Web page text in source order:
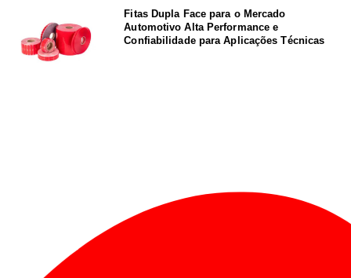
Fitas Dupla Face para o Mercado
Automotivo Alta Performance e
Confiabilidade para Aplicações Técnicas